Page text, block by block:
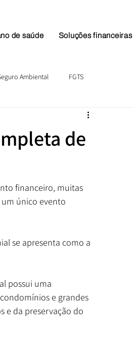
de saúde Soluções financeiras
Ambiental FGTS
de
financeiro, muitas
único evento
se apresenta como a
possui uma
e grandes
e da preservação do